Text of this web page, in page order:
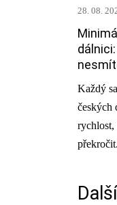
28. 08.
Každý
českých
rychlost,